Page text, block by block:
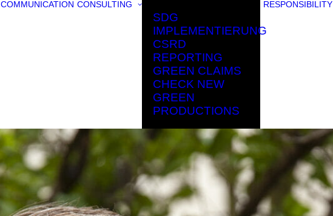
COMMUNICATION CONSULTING
SDG
IMPLEMENTIERUNG
CSRD
REPORTING
GREEN CLAIMS
CHECK NEW
GREEN
PRODUCTIONS
RESPONSIBILITY